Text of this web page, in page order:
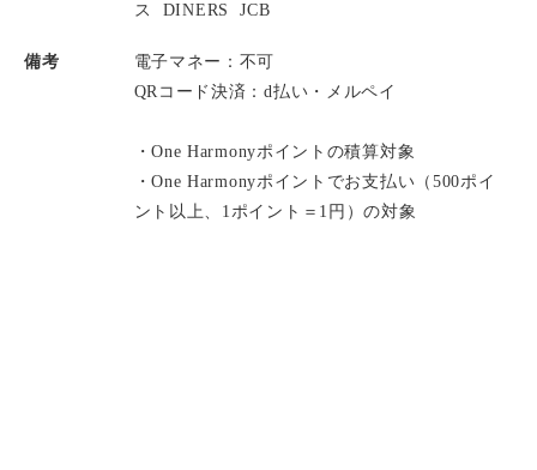
ス
DINERS JCB
備考
電子マネー：不可
QRコード決済：d払い・メルペイ
・One Harmonyポイントの積算対象
・One Harmonyポイントでお支払い（500ポイ
ント以上、1ポイント＝1円）の対象